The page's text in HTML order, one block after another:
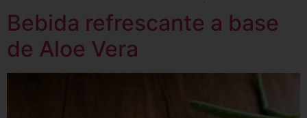
Bebida refrescante a base
de Aloe Vera